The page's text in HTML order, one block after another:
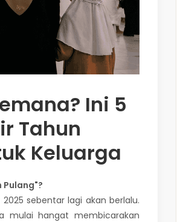
Ini 5
Tahun
Keluarga
sebentar lagi akan berlalu.
mulai hangat membicarakan